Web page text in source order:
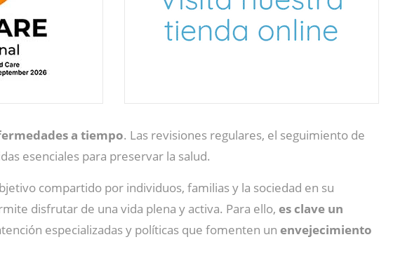
a tiempo. Las revisiones regulares, el seguimiento de
esenciales para preservar la salud.
compartido por individuos, familias y la sociedad en su
disfrutar de una vida plena y activa. Para ello, es clave un
especializadas y políticas que fomenten un envejecimiento